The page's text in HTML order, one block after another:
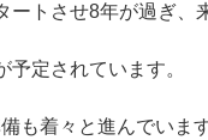
ートさせ8年が過ぎ、
予定されています。
も着々と進んでいます